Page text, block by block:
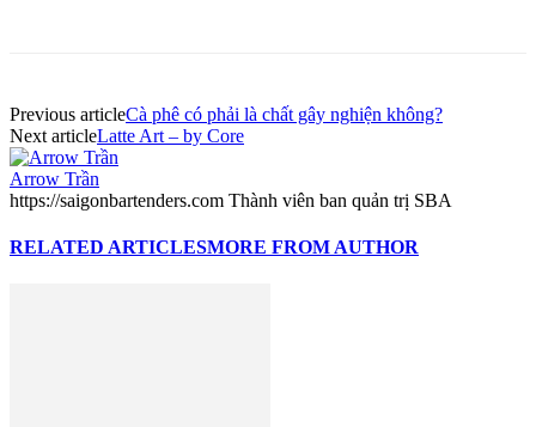
Previous articleCà phê có phải là chất gây nghiện không?
Next articleLatte Art – by Core
Arrow Trần
https://saigonbartenders.com Thành viên ban quản trị SBA
RELATED ARTICLESMORE FROM AUTHOR